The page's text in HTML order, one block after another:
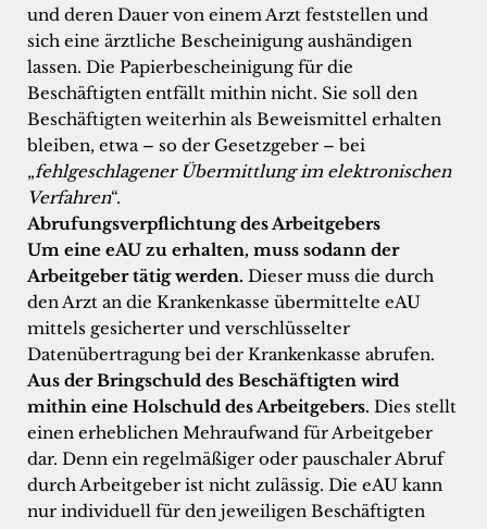
und deren Dauer von einem Arzt feststellen und
sich eine ärztliche Bescheinigung aushändigen
lassen. Die Papierbescheinigung für die
Beschäftigten entfällt mithin nicht. Sie soll den
Beschäftigten weiterhin als Beweismittel erhalten
bleiben, etwa – so der Gesetzgeber – bei
„fehlgeschlagener Übermittlung im elektronischen
Verfahren“.
Abrufungsverpflichtung des Arbeitgebers
Um eine eAU zu erhalten, muss sodann der
Arbeitgeber tätig werden. Dieser muss die durch
den Arzt an die Krankenkasse übermittelte eAU
mittels gesicherter und verschlüsselter
Datenübertragung bei der Krankenkasse abrufen.
Aus der Bringschuld des Beschäftigten wird
mithin eine Holschuld des Arbeitgebers. Dies stellt
einen erheblichen Mehraufwand für Arbeitgeber
dar. Denn ein regelmäßiger oder pauschaler Abruf
durch Arbeitgeber ist nicht zulässig. Die eAU kann
nur individuell für den jeweiligen Beschäftigten